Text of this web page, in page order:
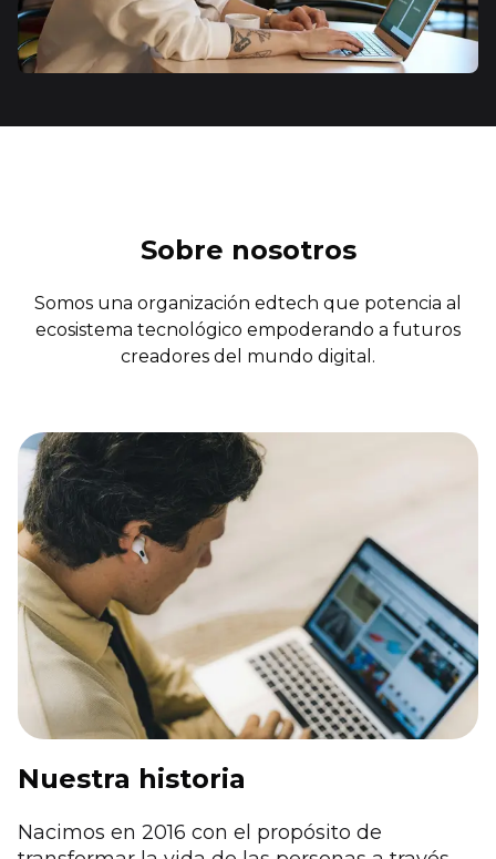
Sobre nosotros
Somos una organización edtech que potencia al
ecosistema tecnológico empoderando a futuros
creadores del mundo digital.
Nuestra historia
Nacimos en 2016 con el propósito de